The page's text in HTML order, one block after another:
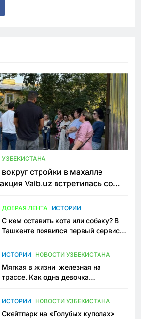
стройки в махалле
Vaib.uz встретилась со
ДОБРАЯ ЛЕНТА ИСТОРИИ
С кем оставить кота или собаку? В
Ташкенте появился первый сервис
ИСТОРИИ НОВОСТИ УЗБЕКИСТАНА
Мягкая в жизни, железная на
трассе. Как одна девочка
Узбекистане
ИСТОРИИ НОВОСТИ УЗБЕКИСТАНА
Скейтпарк на «Голубых куполах»